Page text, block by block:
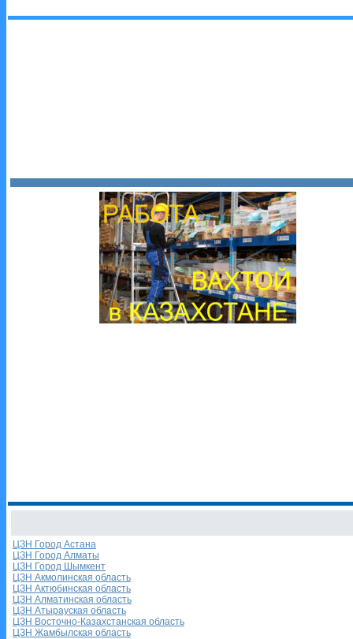
ЦЗН Город Астана
ЦЗН Город Алматы
ЦЗН Город Шымкент
ЦЗН Акмолинская область
ЦЗН Актюбинская область
ЦЗН Алматинская область
ЦЗН Атырауская область
ЦЗН Восточно-Казахстанская область
ЦЗН Жамбылская область